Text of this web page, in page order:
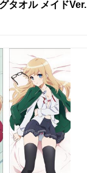
タオル メイドVer.